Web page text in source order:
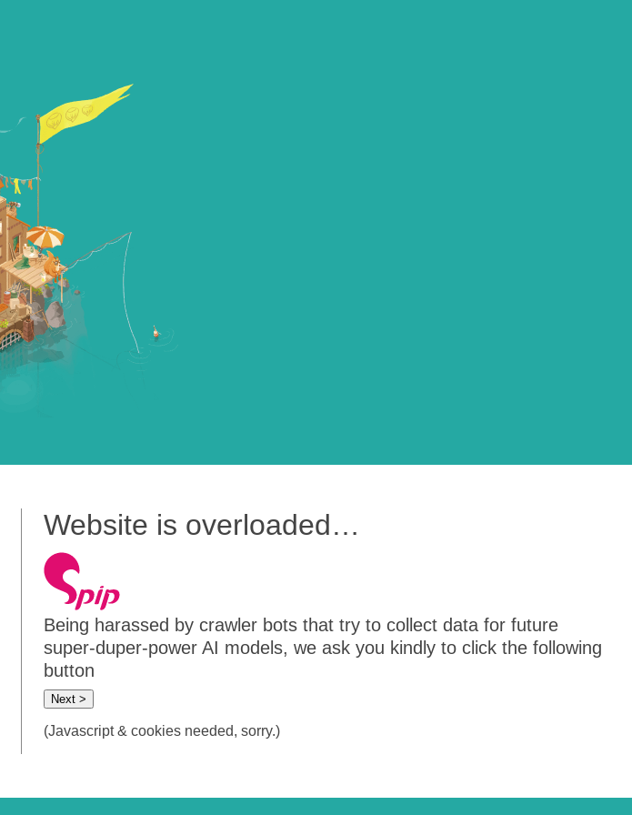
Website is overloaded…
Being harassed by crawler bots that try to collect data for future
super-duper-power AI models, we ask you kindly to click the following
button
Next >
(Javascript & cookies needed, sorry.)